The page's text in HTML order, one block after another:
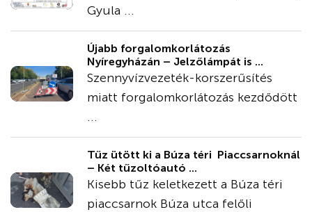
Gyula ...
Újabb forgalomkorlátozás
Nyíregyházán – Jelzőlámpát is ...
Szennyvízvezeték-korszerűsítés
miatt forgalomkorlátozás kezdődött
...
Tűz ütött ki a Búza téri Piaccsarnoknál
– Két tűzoltóautó ...
Kisebb tűz keletkezett a Búza téri
piaccsarnok Búza utca felőli